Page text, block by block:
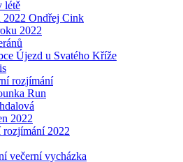
létě
2022 Ondřej Cink
2022
Újezd u Svatého Kříže
rozjímání
Run
2022
rozjímání 2022
večerní vycházka